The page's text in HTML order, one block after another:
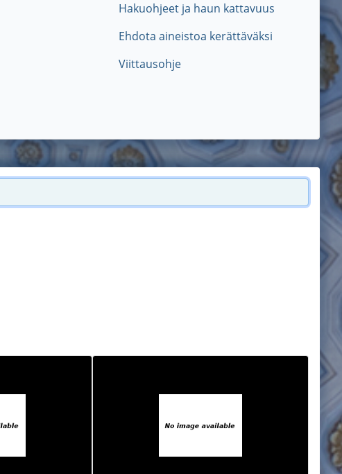
Hakuohjeet ja haun kattavuus
Ehdota aineistoa kerättäväksi
Viittausohje